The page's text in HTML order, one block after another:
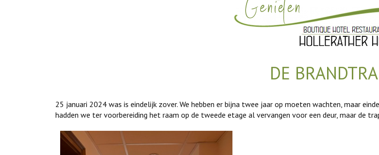
DE
25 januari 2024 was is eindelijk zover. We hebben er bijna twee jaar op moeten wachten, maar
hadden we ter voorbereiding het raam op de tweede etage al vervangen voor een deur, maar de